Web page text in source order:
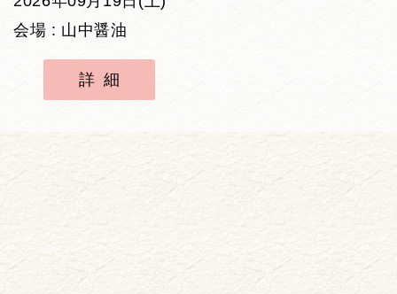
会場 : 山中醤油
詳細